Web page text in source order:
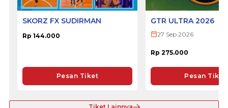
SKORZ FX SUDIRMAN
Rp 144.000
Pesan Tiket
GTR ULTRA 2026
27 Sep 2026
Rp 275.000
Pesan Tiket